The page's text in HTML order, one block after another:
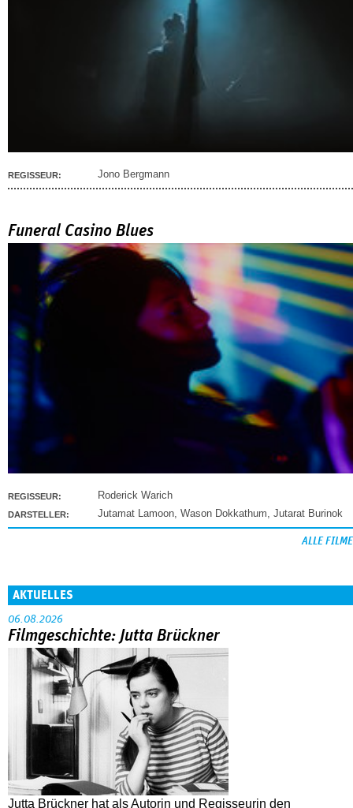
REGISSEUR: Jono Bergmann
Funeral Casino Blues
REGISSEUR: Roderick Warich
DARSTELLER: Jutamat Lamoon Wason Dokkathum Jutarat Burinok
ALLE FILME
AKTUELLES
06.08.2026
Filmgeschichte: Jutta Brückner
Jutta Brückner hat als Autorin und Regisseurin den